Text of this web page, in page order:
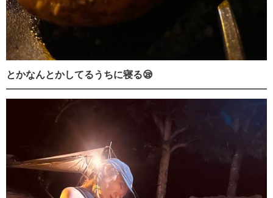
とかなんとかしてるうちに寝る😪